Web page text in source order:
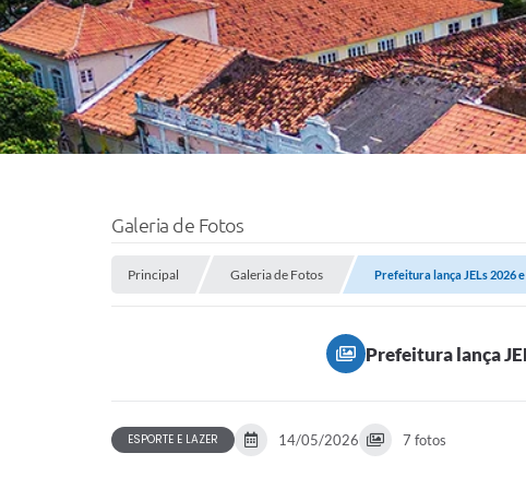
Galeria de Fotos
Principal Galeria de Fotos Prefeitura lança JELs 2026
Prefeitura lança
ESPORTE E LAZER 14/05/2026 7 fotos